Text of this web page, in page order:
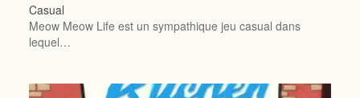
Casual
Meow Meow Life est un sympathique jeu casual dans
lequel…